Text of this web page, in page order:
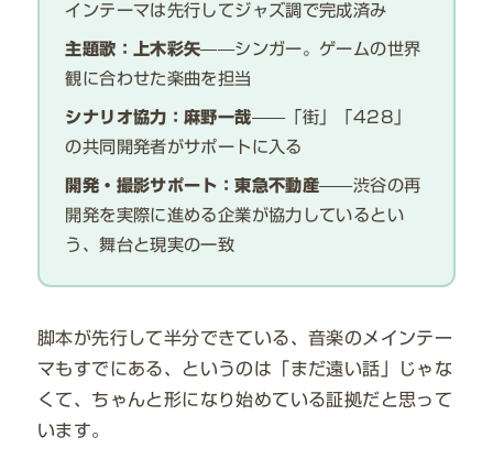
インテーマは先行してジャズ調で完成済み
主題歌：上木彩矢——シンガー。ゲームの世界
観に合わせた楽曲を担当
シナリオ協力：麻野一哉——「街」「428」
の共同開発者がサポートに入る
開発・撮影サポート：東急不動産——渋谷の再
開発を実際に進める企業が協力しているとい
う、舞台と現実の一致
脚本が先行して半分できている、音楽のメインテー
マもすでにある、というのは「まだ遠い話」じゃな
くて、ちゃんと形になり始めている証拠だと思って
います。